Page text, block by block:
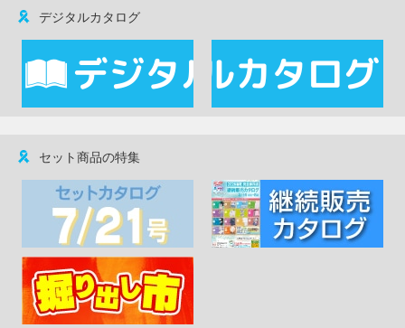
デジタルカタログ
セット商品の特集